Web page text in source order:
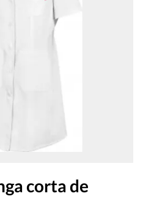
corta de